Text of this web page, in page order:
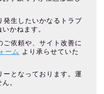
発生したいかなるトラブ
かねます。
ご依頼や、サイト改善に
ーム より承らせていた
ーとなっております。運
。